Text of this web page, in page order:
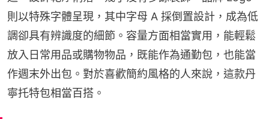
則以特殊字體呈現，其中字母 A 採倒置設計，成為低
調卻具有辨識度的細節。容量方面相當實用，能輕鬆
放入日常用品或購物物品，既能作為通勤包，也能當
作週末外出包。對於喜歡簡約風格的人來說，這款丹
寧托特包相當百搭。